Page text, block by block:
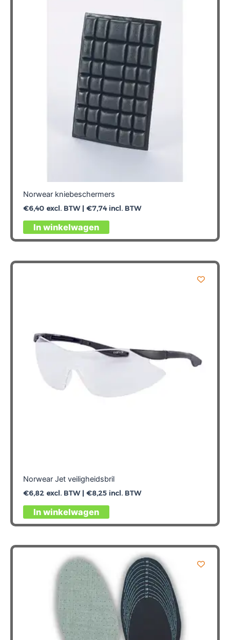
Norwear kniebeschermers
€6,40excl. BTW | €7,74incl. BTW
In winkelwagen
Norwear Jet veiligheidsbril
€6,82excl. BTW | €8,25incl. BTW
In winkelwagen